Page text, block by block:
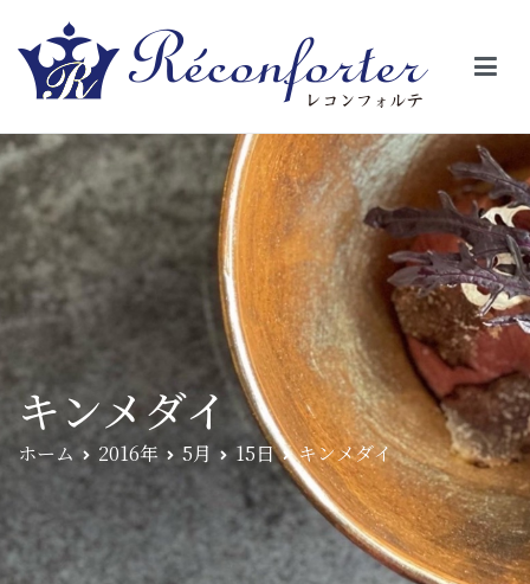
【レコンフォルテ】吹田・千里山/フレンチ（フラ
ンス料理）
絵の様に見える。そんな空間で、ゆっくり素材そのものの旨さを閉
じ込めたフレンチを・・・・・。
キンメダイ
ホーム 2016年 5月 15日 キンメダイ